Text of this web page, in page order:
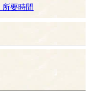
所要時間